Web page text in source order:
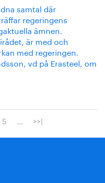
samtal där
regeringens
ämnen.
är med och
med regeringen.
vd på Erasteel, om
5 … >>|